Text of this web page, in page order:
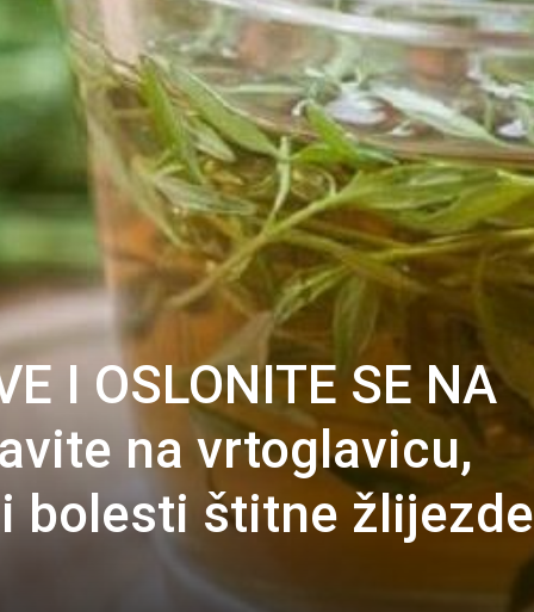
I OSLONITE SE NA
na vrtoglavicu,
bolesti štitne žlijezde